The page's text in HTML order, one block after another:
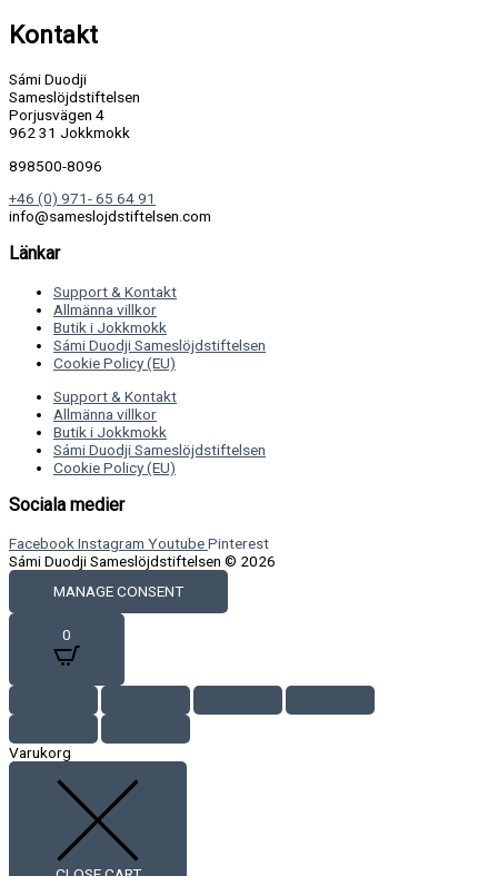
Kontakt
Sámi Duodji
Sameslöjdstiftelsen
Porjusvägen 4
962 31 Jokkmokk
898500-8096
+46 (0) 971- 65 64 91
info@sameslojdstiftelsen.com
Länkar
Support & Kontakt
Allmänna villkor
Butik i Jokkmokk
Sámi Duodji Sameslöjdstiftelsen
Cookie Policy (EU)
Support & Kontakt
Allmänna villkor
Butik i Jokkmokk
Sámi Duodji Sameslöjdstiftelsen
Cookie Policy (EU)
Sociala medier
Facebook Instagram YoutubePinterest
Sámi Duodji Sameslöjdstiftelsen © 2026
MANAGE CONSENT
0
Varukorg